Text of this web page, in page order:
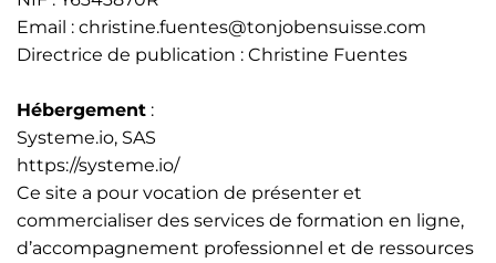
Email : christine.fuentes@tonjobensuisse.com
Directrice de publication : Christine Fuentes
Hébergement :
Systeme.io, SAS
https://systeme.io/
Ce site a pour vocation de présenter et
commercialiser des services de formation en ligne,
d’accompagnement professionnel et de ressources